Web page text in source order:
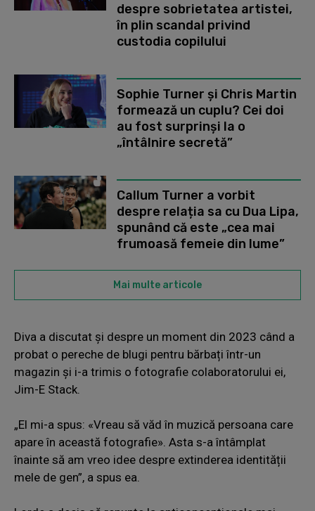
despre sobrietatea artistei,
în plin scandal privind
custodia copilului
Sophie Turner și Chris Martin
formează un cuplu? Cei doi
au fost surprinși la o
„întâlnire secretă”
Callum Turner a vorbit
despre relația sa cu Dua Lipa,
spunând că este „cea mai
frumoasă femeie din lume”
Mai multe articole
Diva a discutat și despre un moment din 2023 când a
probat o pereche de blugi pentru bărbați într-un
magazin și i-a trimis o fotografie colaboratorului ei,
Jim-E Stack.
„El mi-a spus: «Vreau să văd în muzică persoana care
apare în această fotografie». Asta s-a întâmplat
înainte să am vreo idee despre extinderea identității
mele de gen”, a spus ea.